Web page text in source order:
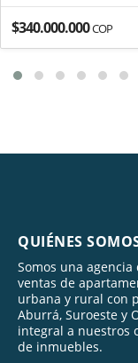
$340.000.000COP
QUIÉNES
Somos una
ventas de
urbana y rural con
Aburrá, Suroeste y
integral a nuestros
de inmuebles.